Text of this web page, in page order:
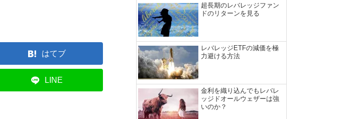
はてブ
LINE
超長期のレバレッジファン
ドのリターンを見る
レバレッジETFの減価を極
力避ける方法
金利を織り込んでもレバレ
ッジドオールウェザーは強
いのか？